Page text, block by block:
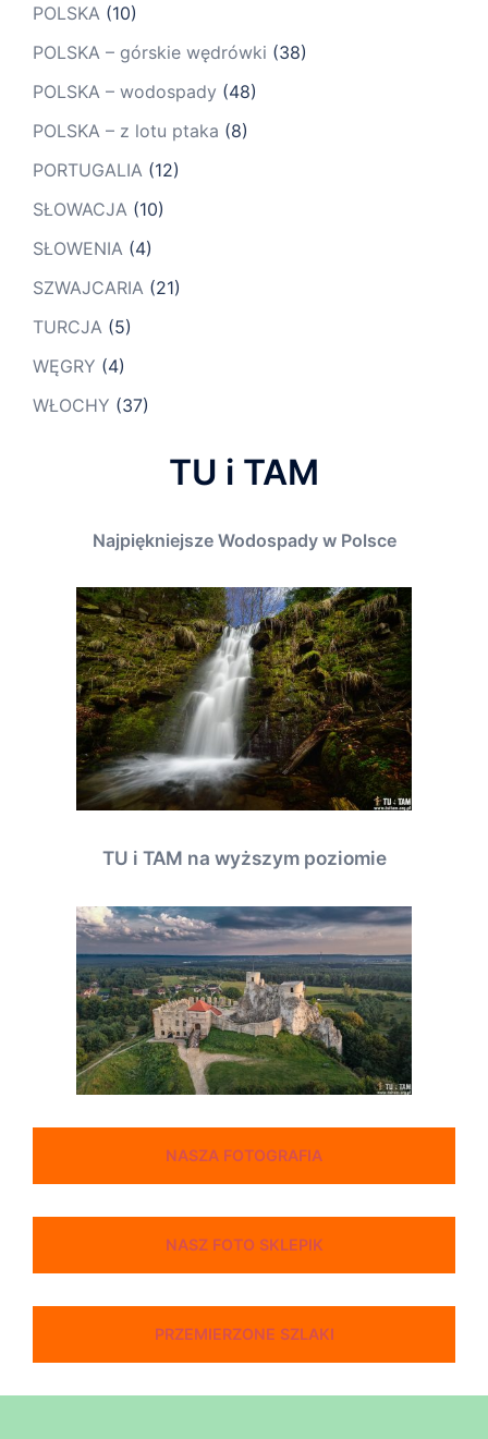
POLSKA (10)
POLSKA – górskie wędrówki (38)
POLSKA – wodospady (48)
POLSKA – z lotu ptaka (8)
PORTUGALIA (12)
SŁOWACJA (10)
SŁOWENIA (4)
SZWAJCARIA (21)
TURCJA (5)
WĘGRY (4)
WŁOCHY (37)
TU i TAM
Najpiękniejsze Wodospady w Polsce
TU i TAM na wyższym poziomie
NASZA FOTOGRAFIA
NASZ FOTO SKLEPIK
PRZEMIERZONE SZLAKI